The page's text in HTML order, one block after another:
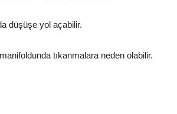
düşüşe yol açabilir.
tıkanmalara neden olabilir.